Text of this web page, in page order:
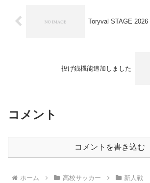
Toryval STAGE 2026
投げ銭機能追加しました
コメント
コメントを書き込む
ホーム 高校サッカー 新人戦